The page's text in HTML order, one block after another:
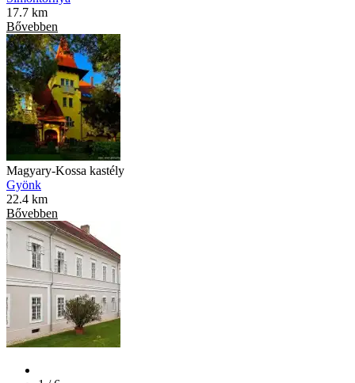
17.7 km
Bővebben
Magyary-Kossa kastély
Gyönk
22.4 km
Bővebben